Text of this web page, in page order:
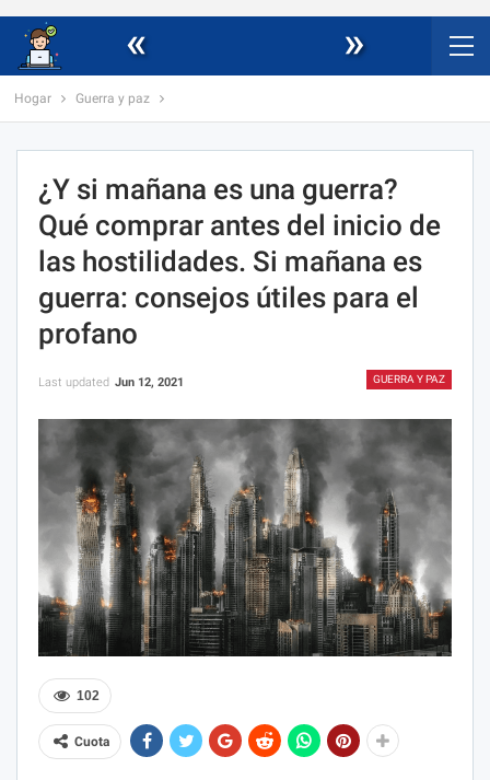
« »
Hogar Guerra y paz
¿Y si mañana es una guerra?
Qué comprar antes del inicio de
las hostilidades. Si mañana es
guerra: consejos útiles para el
profano
GUERRA Y PAZ
Last updated Jun 12, 2021
102
Cuota